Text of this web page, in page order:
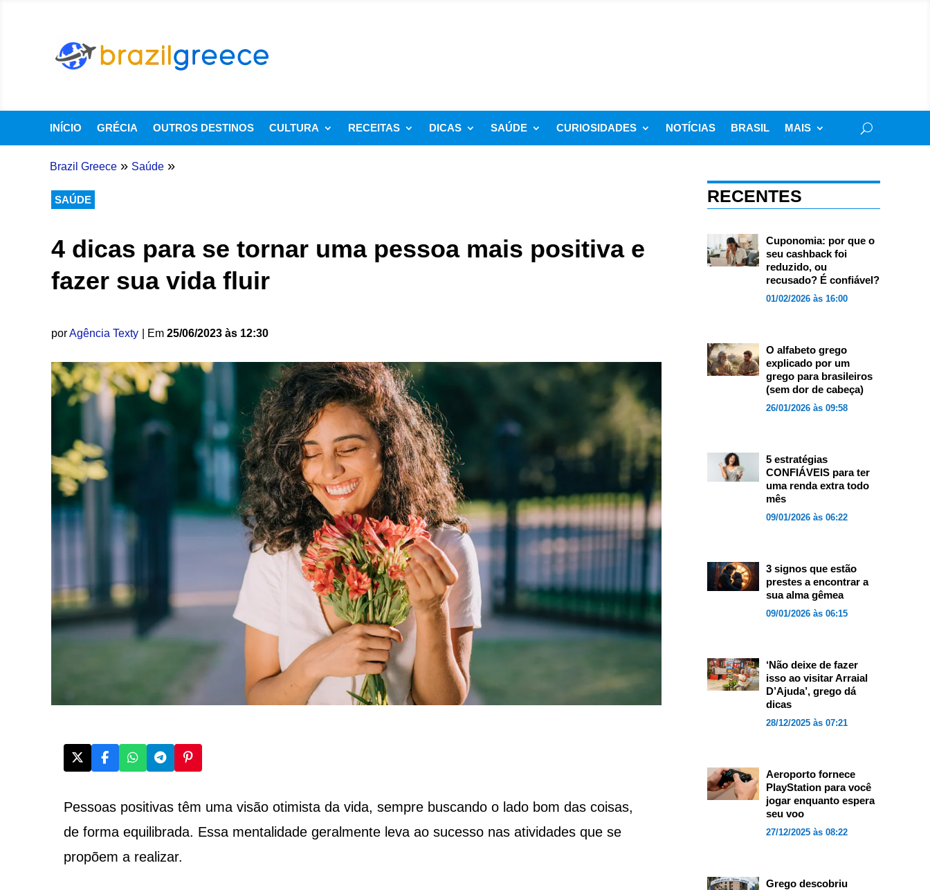
INÍCIO GRÉCIA OUTROS DESTINOS CULTURA RECEITAS DICAS SAÚDE CURIOSIDADES NOTÍCIAS BRASIL MAIS
Brazil Greece » Saúde »
SAÚDE
4 dicas para se tornar uma pessoa mais positiva e
fazer sua vida fluir
porAgência Texty | Em 25/06/2023 às 12:30
Pessoas positivas têm uma visão otimista da vida, sempre buscando o lado bom das coisas,
de forma equilibrada. Essa mentalidade geralmente leva ao sucesso nas atividades que se
propõem a realizar.
RECENTES
Cuponomia: por que o
seu cashback foi
reduzido, ou
recusado? É confiável?
01/02/2026 às 16:00
O alfabeto grego
explicado por um
grego para brasileiros
(sem dor de cabeça)
26/01/2026 às 09:58
5 estratégias
CONFIÁVEIS para ter
uma renda extra todo
mês
09/01/2026 às 06:22
3 signos que estão
prestes a encontrar a
sua alma gêmea
09/01/2026 às 06:15
‘Não deixe de fazer
isso ao visitar Arraial
D’Ajuda’, grego dá
dicas
28/12/2025 às 07:21
Aeroporto fornece
PlayStation para você
jogar enquanto espera
seu voo
27/12/2025 às 08:22
Grego descobriu